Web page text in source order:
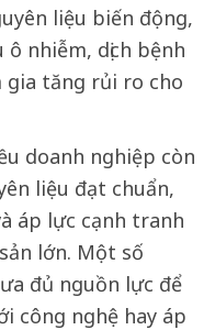
liệu biến động,
nhiễm, dịch bệnh
tăng rủi ro cho
doanh nghiệp còn
liệu đạt chuẩn,
áp lực cạnh tranh
lớn. Một số
đủ nguồn lực để
công nghệ hay áp